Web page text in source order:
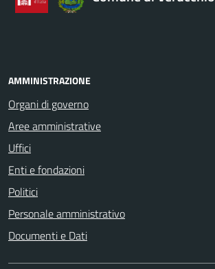
AMMINISTRAZIONE
Organi di governo
Aree amministrative
Uffici
Enti e fondazioni
Politici
Personale amministrativo
Documenti e Dati